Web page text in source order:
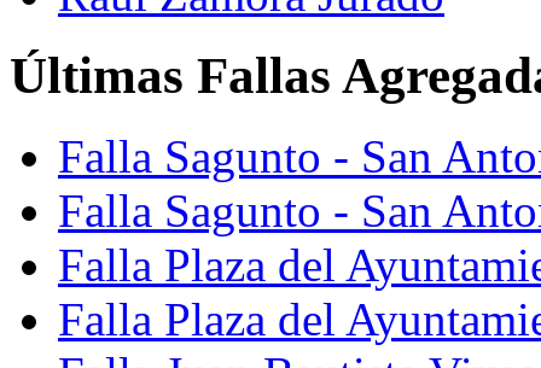
Últimas Fallas
Falla Sagunto - San
Falla Sagunto - San
Falla Plaza del
Falla Plaza del